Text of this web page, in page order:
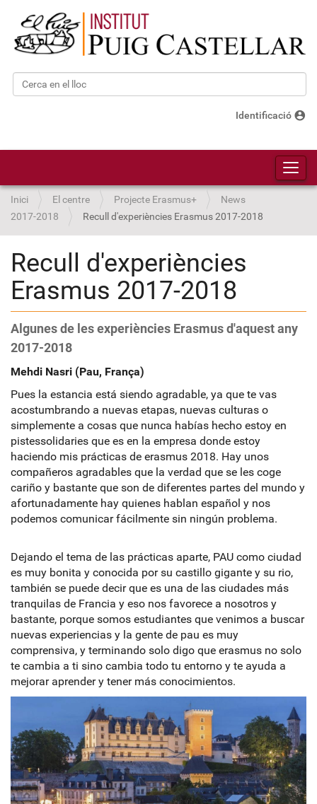
Cerca
Identificació account_circle
Inici El centre Projecte Erasmus+
News
2017-2018
Recull d'experiències Erasmus 2017-2018
Recull d'experiències
Erasmus 2017-2018
Algunes de les experiències Erasmus d'aquest any
2017-2018
Mehdi Nasri (Pau, França)
Pues la estancia está siendo agradable, ya que te vas
acostumbrando a nuevas etapas, nuevas culturas o
simplemente a cosas que nunca habías hecho estoy en
pistessolidaries que es en la empresa donde estoy
haciendo mis prácticas de erasmus 2018. Hay unos
compañeros agradables que la verdad que se les coge
cariño y bastante que son de diferentes partes del mundo y
afortunadamente hay quienes hablan español y nos
podemos comunicar fácilmente sin ningún problema.
Dejando el tema de las prácticas aparte, PAU como ciudad
es muy bonita y conocida por su castillo gigante y su rio,
también se puede decir que es una de las ciudades más
tranquilas de Francia y eso nos favorece a nosotros y
bastante, porque somos estudiantes que venimos a buscar
nuevas experiencias y la gente de pau es muy
comprensiva, y terminando solo digo que erasmus no solo
te cambia a ti sino cambia todo tu entorno y te ayuda a
mejorar aprender y tener más conocimientos.